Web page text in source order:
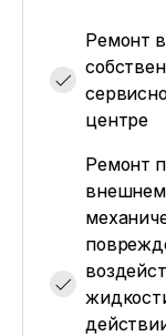
Ремонт в
центре
Ремонт
внешнем